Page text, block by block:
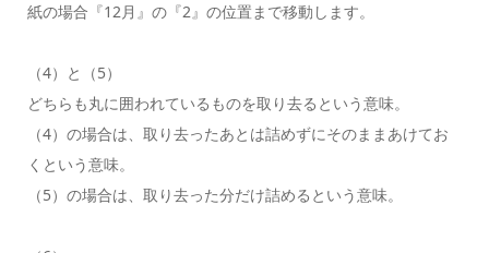
紙の場合『12月』の『2』の位置まで移動します。
（4）と（5）
どちらも丸に囲われているものを取り去るという意味。
（4）の場合は、取り去ったあとは詰めずにそのままあけてお
くという意味。
（5）の場合は、取り去った分だけ詰めるという意味。